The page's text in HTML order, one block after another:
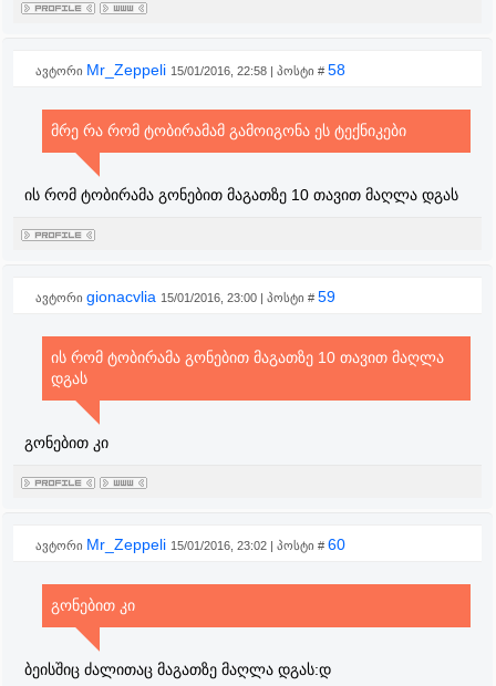
ავტორი Mr_Zeppeli 15/01/2016, 22:58 | პოსტი # 58
მრე რა რომ ტობირამამ გამოიგონა ეს ტექნიკები
ის რომ ტობირამა გონებით მაგათზე 10 თავით მაღლა დგას
ავტორი gionacvlia 15/01/2016, 23:00 | პოსტი # 59
ის რომ ტობირამა გონებით მაგათზე 10 თავით მაღლა
დგას
გონებით კი
ავტორი Mr_Zeppeli 15/01/2016, 23:02 | პოსტი # 60
გონებით კი
ბეისშიც ძალითაც მაგათზე მაღლა დგას:დ